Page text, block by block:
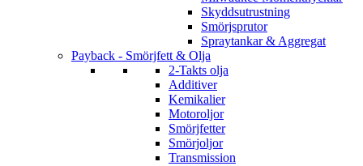
Skyddsutrustning
Smörjsprutor
Spraytankar & Aggregat
Payback - Smörjfett & Olja
2-Takts olja
Additiver
Kemikalier
Motoroljor
Smörjfetter
Smörjoljor
Transmission